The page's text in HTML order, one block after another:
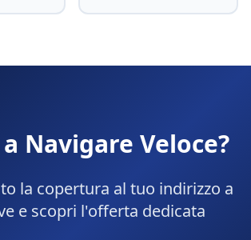
Navigare Veloce?
la copertura al tuo indirizzo a
e scopri l'offerta dedicata